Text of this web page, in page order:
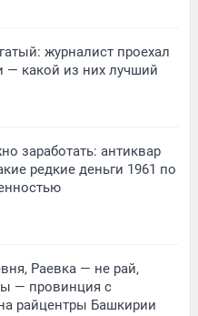
журналист проехал
— какой из них лучший
заработать: антиквар
редкие деньги 1961 по
Раевка — не рай,
— провинция с
райцентры Башкирии